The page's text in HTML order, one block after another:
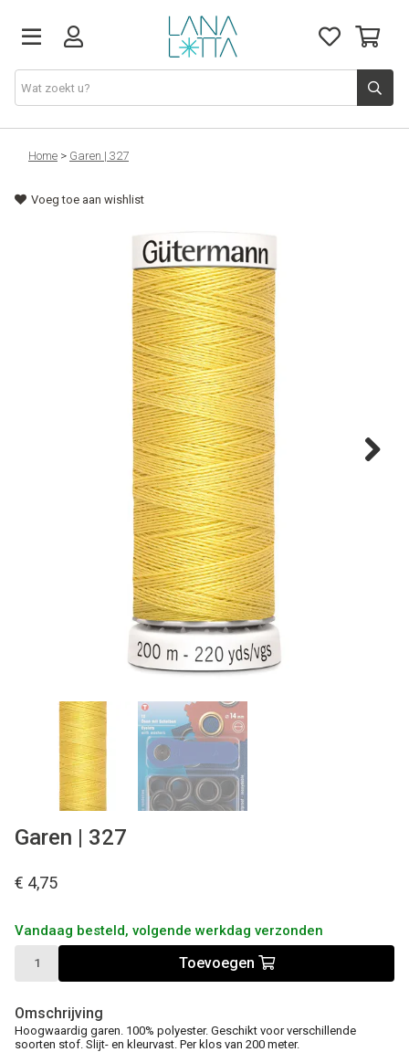
Stoffen
Fournituren
Home > Garen | 327
Voeg toe aan wishlist
Garen | 327
€ 4,75
Vandaag besteld, volgende werkdag verzonden
Toevoegen
Omschrijving
Hoogwaardig garen. 100% polyester. Geschikt voor verschillende
soorten stof. Slijt- en kleurvast. Per klos van 200 meter.